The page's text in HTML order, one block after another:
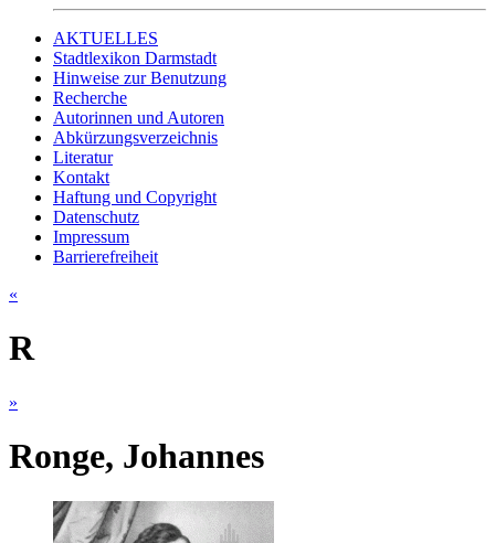
AKTUELLES
Stadtlexikon Darmstadt
Hinweise zur Benutzung
Recherche
Autorinnen und Autoren
Abkürzungsverzeichnis
Literatur
Kontakt
Haftung und Copyright
Datenschutz
Impressum
Barrierefreiheit
«
R
»
Ronge, Johannes